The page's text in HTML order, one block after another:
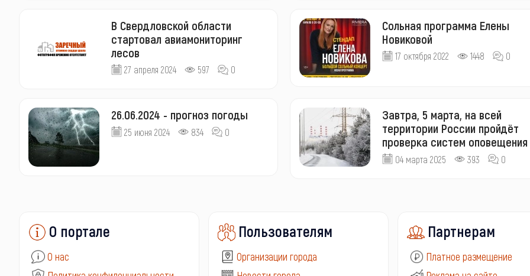
В Свердловской области
стартовал авиамониторинг
лесов
27 апреля 2024 597 0
Сольная программа Елены
Новиковой
17 октября 2022 1448 0
26.06.2024 - прогноз погоды
25 июня 2024 834 0
Завтра, 5 марта, на всей
территории России пройдёт
проверка систем оповещения
04 марта 2025 393 0
О портале
О нас
Пользователям
Организации города
Партнерам
Платное размещение